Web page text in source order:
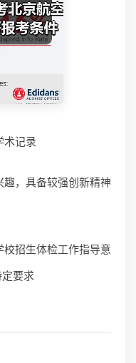
术记录
，具备较强创新精神
招生体检工作指导意
要求